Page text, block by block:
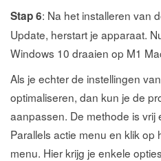
Stap 6: Na het installeren van
Update, herstart je apparaat.
Windows 10 draaien op M1
Als je echter de instellingen
optimaliseren, dan kun je de
aanpassen. De methode is
Parallels actie menu en klik
menu. Hier krijg je enkele